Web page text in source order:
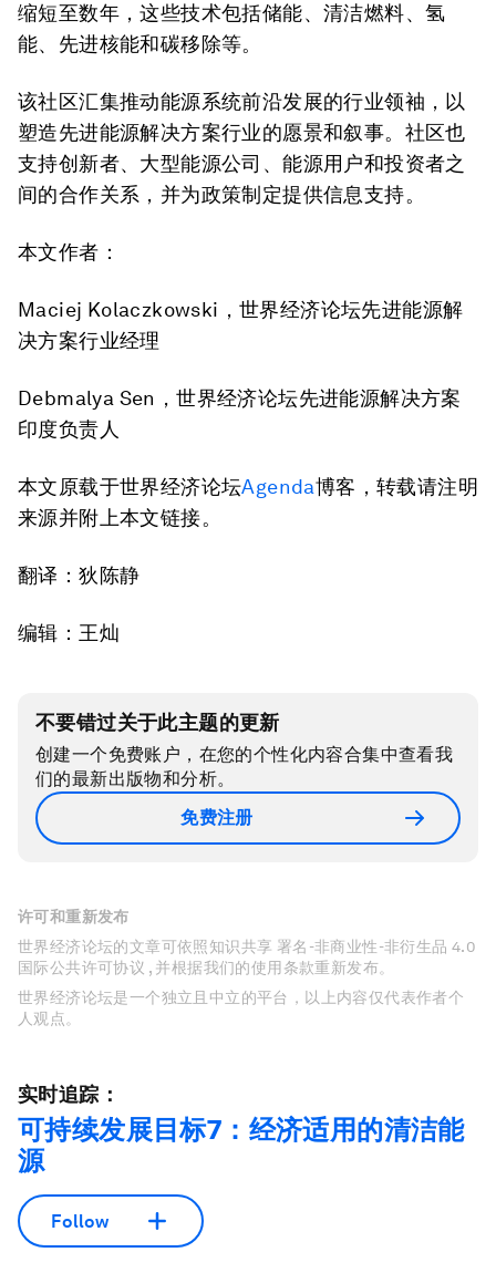
缩短至数年，这些技术包括储能、清洁燃料、氢
能、先进核能和碳移除等。
该社区汇集推动能源系统前沿发展的行业领袖，以
塑造先进能源解决方案行业的愿景和叙事。社区也
支持创新者、大型能源公司、能源用户和投资者之
间的合作关系，并为政策制定提供信息支持。
本文作者：
Maciej Kolaczkowski，世界经济论坛先进能源解
决方案行业经理
Debmalya Sen，世界经济论坛先进能源解决方案
印度负责人
本文原载于世界经济论坛Agenda博客，转载请注明
来源并附上本文链接。
翻译：狄陈静
编辑：王灿
不要错过关于此主题的更新
创建一个免费账户，在您的个性化内容合集中查看我
们的最新出版物和分析。
免费注册
许可和重新发布
世界经济论坛的文章可依照知识共享 署名-非商业性-非衍生品 4.0
国际公共许可协议 , 并根据我们的使用条款重新发布。
世界经济论坛是一个独立且中立的平台，以上内容仅代表作者个
人观点。
实时追踪：
可持续发展目标7：经济适用的清洁能
源
Follow